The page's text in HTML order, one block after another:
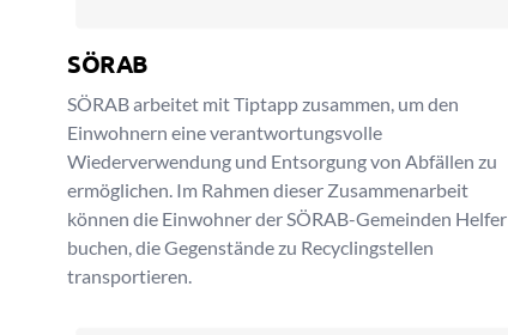
SÖRAB
SÖRAB arbeitet mit Tiptapp zusammen, um den
Einwohnern eine verantwortungsvolle
Wiederverwendung und Entsorgung von Abfällen zu
ermöglichen. Im Rahmen dieser Zusammenarbeit
können die Einwohner der SÖRAB-Gemeinden Helfer
buchen, die Gegenstände zu Recyclingstellen
transportieren.